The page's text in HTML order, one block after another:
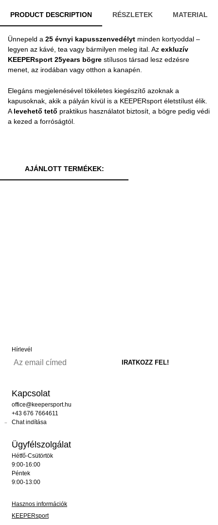
PRODUCT DESCRIPTION RÉSZLETEK MATERIAL
Ünnepeld a 25 évnyi kapusszenvedélyt minden kortyoddal –
legyen az kávé, tea vagy bármilyen meleg ital. Az exkluzív
KEEPERsport 25years bögre stílusos társad lesz edzésre
menet, az irodában vagy otthon a kanapén.
Elegáns megjelenésével tökéletes kiegészítő azoknak a
kapusoknak, akik a pályán kívül is a KEEPERsport életstílust élik.
A levehető tető praktikus használatot biztosít, a bögre pedig védi
a kezed a forróságtól.
AJÁNLOTT TERMÉKEK:
Hírlevél
Kapcsolat
office@keepersport.hu
+43 676 7664611
Chat indítása
Ügyfélszolgálat
Hétfő-Csütörtök
9:00-16:00
Péntek
9:00-13:00
Hasznos információk
KEEPERsport